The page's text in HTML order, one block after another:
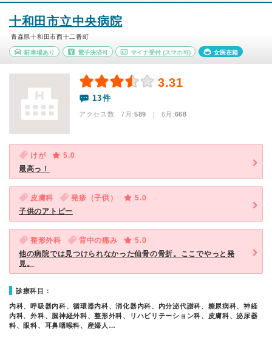
十和田市立中央病院
青森県十和田市西十二番町
駐車場あり 電子決済可 マイナ受付 (スマホ可) 女医在籍
3.31
13件
アクセス数 7月:589 | 6月:668
けが
5.0
最高っ！
皮膚科 発疹（子供）
5.0
子供のアトピー
整形外科 背中の痛み
5.0
他の病院では見つけられなかった仙骨の骨折。ここでやっと発
見。
診療科目：
内科、呼吸器内科、循環器内科、消化器内科、内分泌代謝科、糖尿病科、神経
内科、外科、脳神経外科、整形外科、リハビリテーション科、皮膚科、泌尿器
科、眼科、耳鼻咽喉科、産婦人…